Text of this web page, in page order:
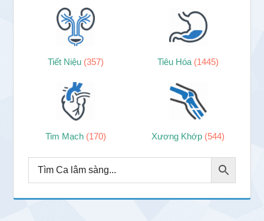
Tiết Niệu (357) Tiêu Hóa (1445)
Tim Mạch (170) Xương Khớp (544)